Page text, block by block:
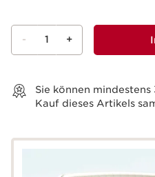
- 1 +
Sie können mindestens
Kauf dieses Artikels